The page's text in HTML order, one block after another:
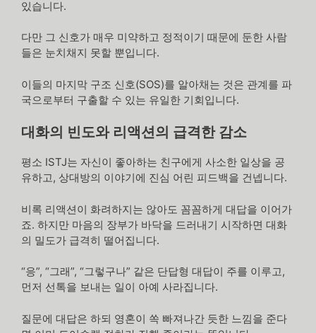
있습니다.
다만 그 신호가 매우 미약하고 정적이기 때문에 둔한 사람
들은 눈치채지 못할 뿐입니다.
이들의 마지막 구조 신호(SOS)를 알아채는 것은 관계를 파
국으로부터 구출할 수 있는 유일한 기회입니다.
대화의 빈도와 리액션의 급격한 감소
평소 ISTJ는 자신이 좋아하는 친구에게 사소한 일상을 공
유하고, 상대방의 이야기에 진심 어린 피드백을 건넵니다.
비록 리액션이 화려하지는 않아도 꼼꼼하게 대답을 이어가
죠. 하지만 마음의 장부가 바닥을 드러내기 시작하면 대화
의 밀도가 급격히 떨어집니다.
“응”, “그래”, “그렇구나” 같은 단답형 대답이 주를 이루고,
먼저 선톡을 보내는 일이 아예 사라집니다.
질문에 대답은 하되 영혼이 쏙 빠져나간 듯한 느낌을 준다